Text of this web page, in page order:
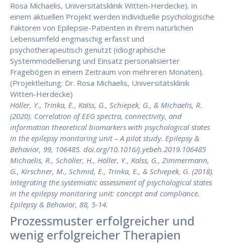
Rosa Michaelis, Universitätsklinik Witten-Herdecke). In
einem aktuellen Projekt werden individuelle psychologische
Faktoren von Epilepsie-Patienten in ihrem natürlichen
Lebensumfeld engmaschig erfasst und
psychotherapeutisch genutzt (idiographische
Systemmodellierung und Einsatz personalisierter
Fragebögen in einem Zeitraum von mehreren Monaten).
(Projektleitung: Dr. Rosa Michaelis, Universitätsklinik
Witten-Herdecke)
Höller, Y., Trinka, E., Kalss, G., Schiepek, G., & Michaelis, R.
(2020). Correlation of EEG spectra, connectivity, and
information theoretical biomarkers with psychological states
in the epilepsy monitoring unit – A pilot study. Epilepsy &
Behavior, 99, 106485. doi.org/10.1016/j.yebeh.2019.106485
Michaelis, R., Schöller, H., Höller, Y., Kalss, G., Zimmermann,
G., Kirschner, M., Schmid, E., Trinka, E., & Schiepek, G. (2018).
Integrating the systemiatic assessment of psychological states
in the epilepsy monitoring unit: concept and compliance.
Epilepsy & Behavior, 88, 5-14.
Prozessmuster erfolgreicher und
wenig erfolgreicher Therapien